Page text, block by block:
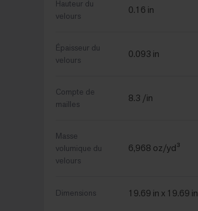
Hauteur du
velours
0.16 in
Épaisseur du
velours
0.093 in
Compte de
mailles
8.3 /in
Masse
volumique du
velours
6,968 oz/yd³
Dimensions 19.69 in x 19.69 in